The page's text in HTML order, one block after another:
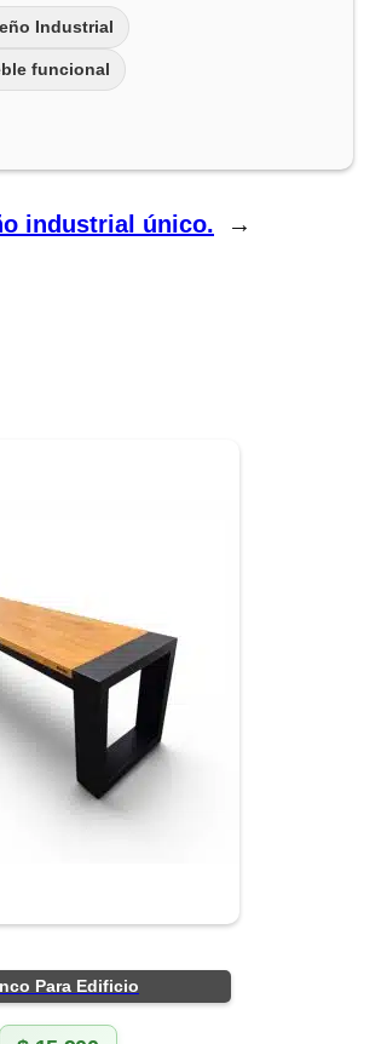
Industrial
funcional
industrial único. →
Para Edificio